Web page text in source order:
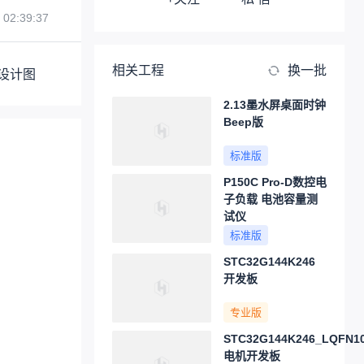
计图 相关工程 换一批
2.13墨水屏桌面时钟
Beep版
标准版
P150C Pro-D数控电
子负载 电池容量测
试仪
标准版
STC32G144K246
开发板
专业版
电机开发板